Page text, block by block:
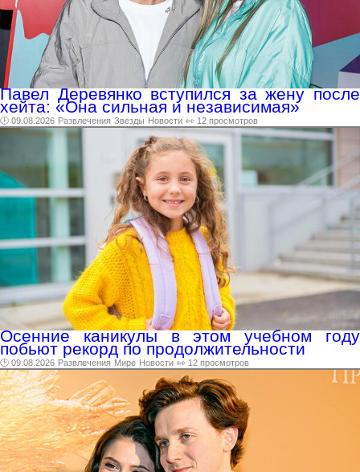
Павел Деревянко вступился за жену после
хейта: «Она сильная и независимая»
🕑 09.08.2026 Развлечения Звезды Новости 👀 12 просмотров
Осенние каникулы в этом учебном году
побьют рекорд по продолжительности
🕑 09.08.2026 Развлечения Мире Новости 👀 12 просмотров